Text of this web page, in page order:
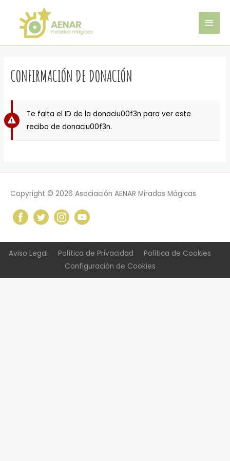
contenido
CONFIRMACIÓN DE DONACIÓN
Te falta el ID de la donaciu00f3n para ver este
recibo de donaciu00f3n.
Copyright © 2026 Asociación AENAR Miradas Mágicas
Aviso Legal Política de Privacidad
Política de Cookies
Configuración de Cookies